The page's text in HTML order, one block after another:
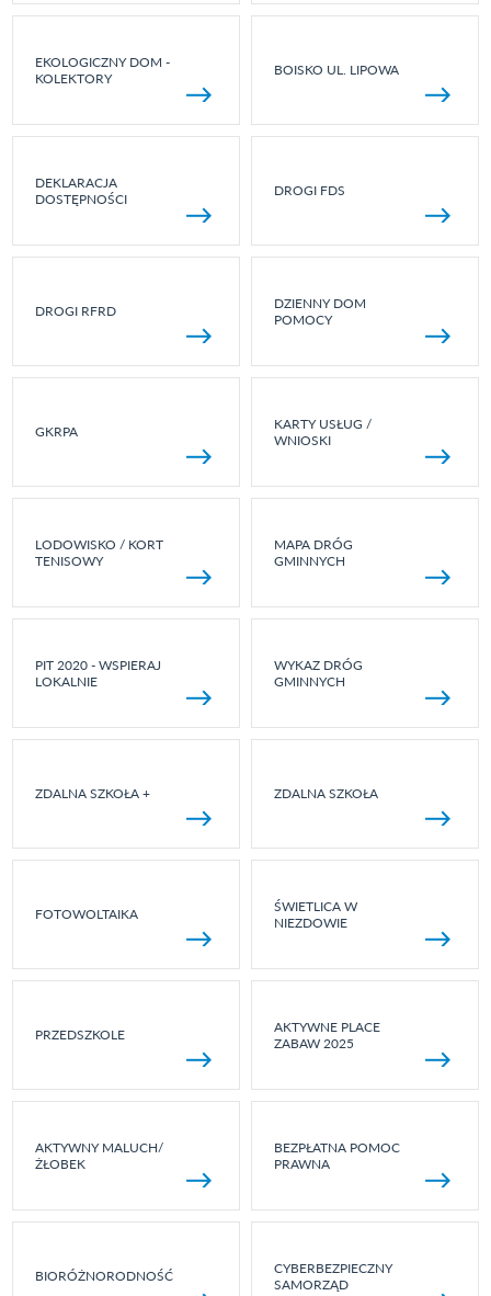
EKOLOGICZNY DOM -
KOLEKTORY
BOISKO UL. LIPOWA
DEKLARACJA
DOSTĘPNOŚCI
DROGI FDS
DROGI RFRD
DZIENNY DOM
POMOCY
GKRPA
KARTY USŁUG /
WNIOSKI
LODOWISKO / KORT
TENISOWY
MAPA DRÓG
GMINNYCH
PIT 2020 - WSPIERAJ
LOKALNIE
WYKAZ DRÓG
GMINNYCH
ZDALNA SZKOŁA + ZDALNA SZKOŁA
FOTOWOLTAIKA
ŚWIETLICA W
NIEZDOWIE
PRZEDSZKOLE
AKTYWNE PLACE
ZABAW 2025
AKTYWNY MALUCH/
ŻŁOBEK
BEZPŁATNA POMOC
PRAWNA
BIORÓŻNORODNOŚĆ
CYBERBEZPIECZNY
SAMORZĄD